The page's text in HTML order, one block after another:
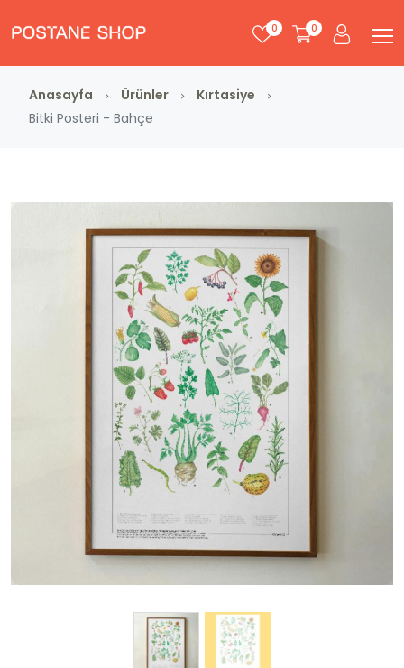
0 0
Anasayfa Ürünler
Kırtasiye
Bitki Posteri - Bahçe